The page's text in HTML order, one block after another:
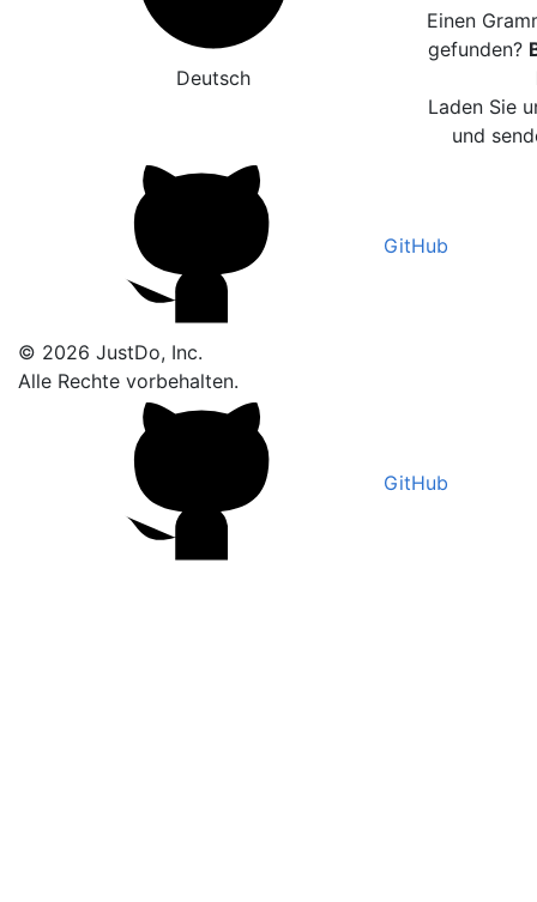
Deutsch
Einen
gefunden?
Laden Sie
und
GitHub
© 2026 JustDo, Inc.
Alle Rechte vorbehalten.
GitHub